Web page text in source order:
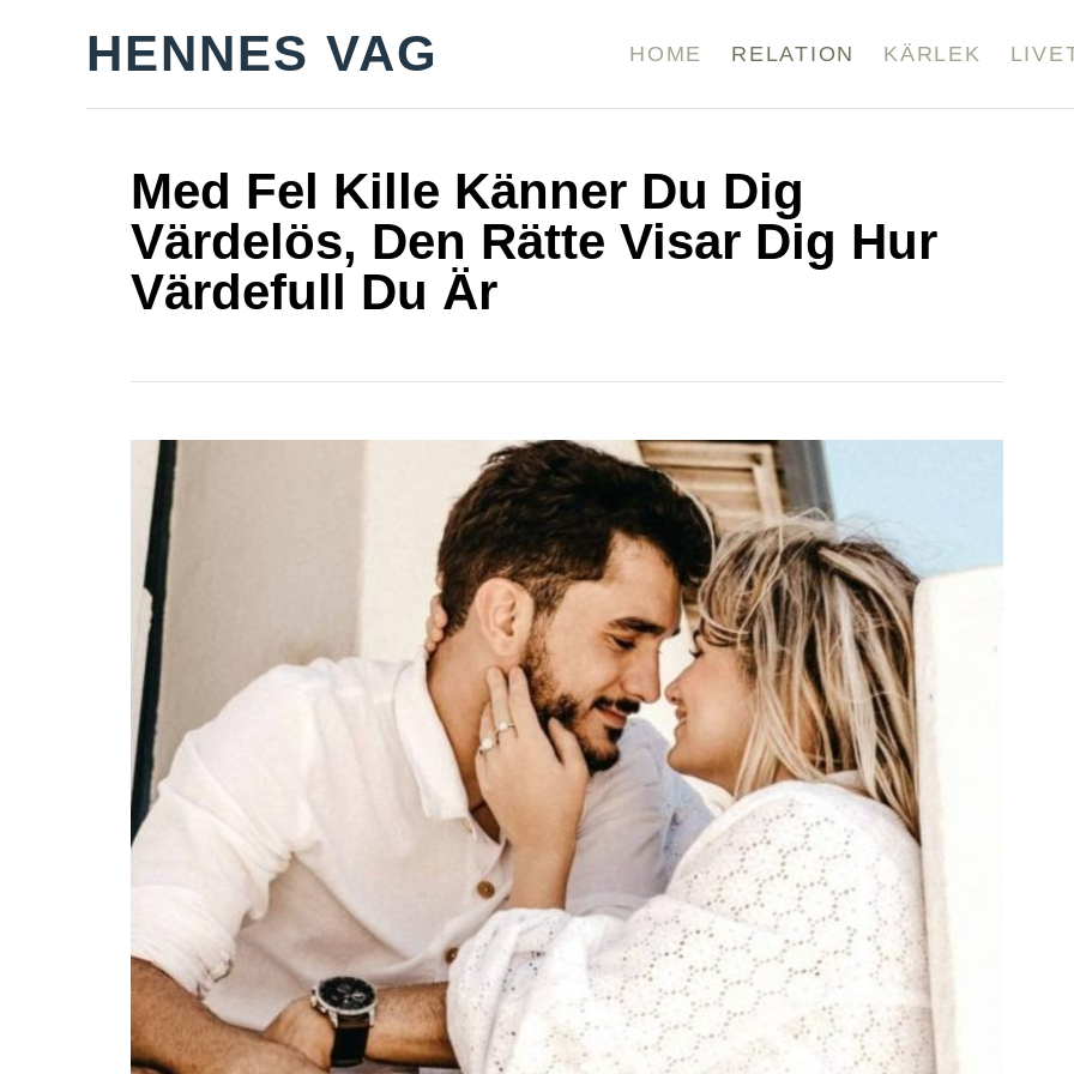
HENNES VAG HOME RELATION KÄRLEK
Med Fel Kille Känner Du Dig
Värdelös, Den Rätte Visar Dig Hur
Värdefull Du Är